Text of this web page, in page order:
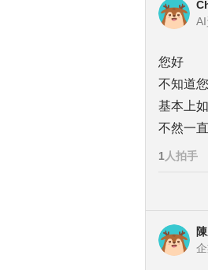
您好
不知道
基本上
不然一
1 人拍手